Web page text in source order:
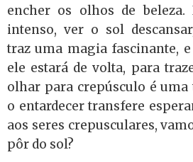
encher os olhos de
intenso, ver o sol
traz uma magia fascinante,
ele estará de volta, para
olhar para crepúsculo é uma
o entardecer transfere
aos seres crepusculares,
pôr do sol?